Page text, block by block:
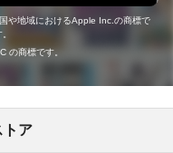
や地域におけるApple Inc.の商標で
の商標です。
トア